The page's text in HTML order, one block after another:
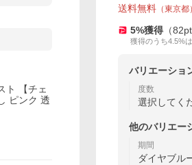
ト 【チェ
ピンク 透
送料無料 （東京都）
5%獲得 （82pt
獲得のうち4.5%は
バリエーショ
度数
選択してく
他のバリエー
期間
ダイヤブル